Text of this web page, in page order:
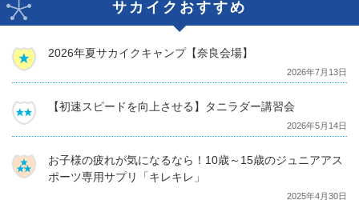
サカイクおすすめ
2026年夏サカイクキャンプ【奈良会場】
2026年7月13日
【初速スピードを向上させる】タニラダー講習会
2026年5月14日
お子様の疲れが気になるなら！10歳～15歳のジュニアアス
ポーツ専用サプリ「キレキレ」
2025年4月30日